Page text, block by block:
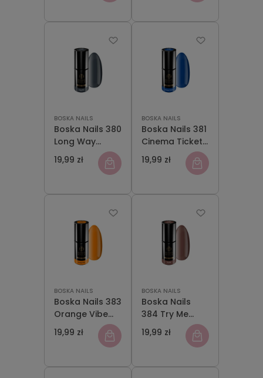
BOSKA NAILS
Boska Nails 380
Long Way
Lakier
Hybrydowy 6
19,99 zł
BOSKA NAILS
Boska Nails 381
Cinema Ticket
Lakier
Hybrydowy 6
19,99 zł
BOSKA NAILS
Boska Nails 383
Orange Vibe
Lakier
Hybrydowy 6
19,99 zł
BOSKA NAILS
Boska Nails
384 Try Me
Lakier
Hybrydowy 6
19,99 zł